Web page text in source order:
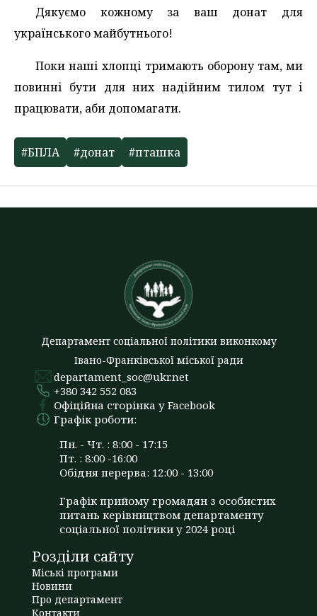
Дякуємо кожному за ваш донат для
українського майбутнього!
Поки наші хлопці тримають оборону там, ми
повинні бути для них надійним тилом тут і
працювати, аби допомагати.
#БПЛА #донат #пташка
Департамент соціальної політики виконкому
Івано-Франківської міської ради
departament_soc@ukr.net
+380 342 552 083
Офіційна сторінка у Facebook
Графік роботи:
Пн. - Чт. : 8:00 - 17:15
Пт. : 8:00 -16:00
Обідня перерва: 12:00 - 13:00
Графік прийому громадян з особистих
питань керівництвом департаменту
соціальної політики у 2024 році
Розділи сайту
Міські програми
Новини
Про департамент
Контакти